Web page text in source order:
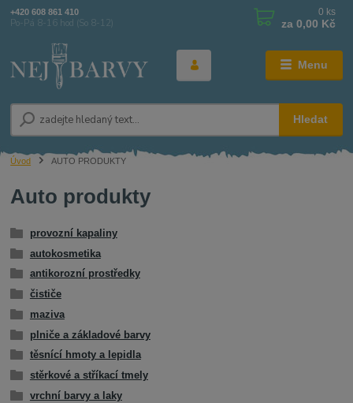
Menu
Hledat
+420 608 861 410
Po-Pá 8-16 hod (So 8-12)
0 ks
za 0,00 Kč
Úvod AUTO PRODUKTY
Auto produkty
provozní kapaliny
autokosmetika
antikorozní prostředky
čističe
maziva
plniče a základové barvy
těsnící hmoty a lepidla
stěrkové a stříkací tmely
vrchní barvy a laky